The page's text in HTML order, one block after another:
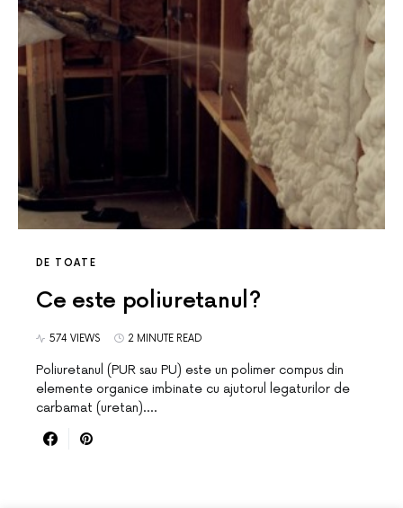
DE TOATE
Ce este poliuretanul?
574 VIEWS 2 MINUTE READ
Poliuretanul (PUR sau PU) este un polimer compus din
elemente organice imbinate cu ajutorul legaturilor de
carbamat (uretan).…